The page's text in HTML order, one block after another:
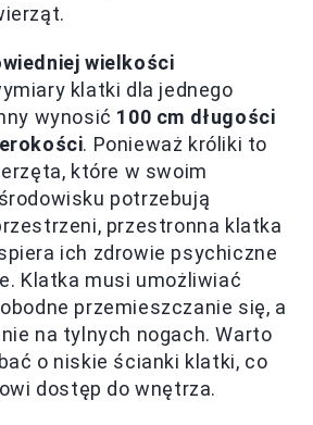
wielkości
klatki dla jednego
wynosić 100 cm długości
. Ponieważ króliki to
które w swoim
potrzebują
przestronna klatka
ich zdrowie psychiczne
Klatka musi umożliwiać
przemieszczanie się, a
na tylnych nogach. Warto
o niskie ścianki klatki, co
dostęp do wnętrza.